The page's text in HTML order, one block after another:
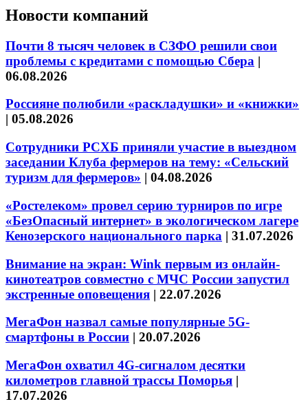
Новости компаний
Почти 8 тысяч человек в СЗФО решили свои
проблемы с кредитами с помощью Сбера |
06.08.2026
Россияне полюбили «раскладушки» и «книжки»
| 05.08.2026
Сотрудники РСХБ приняли участие в выездном
заседании Клуба фермеров на тему: «Сельский
туризм для фермеров» | 04.08.2026
«Ростелеком» провел серию турниров по игре
«БезОпасный интернет» в экологическом лагере
Кенозерского национального парка | 31.07.2026
Внимание на экран: Wink первым из онлайн-
кинотеатров совместно с МЧС России запустил
экстренные оповещения | 22.07.2026
МегаФон назвал самые популярные 5G-
смартфоны в России | 20.07.2026
МегаФон охватил 4G-сигналом десятки
километров главной трассы Поморья |
17.07.2026